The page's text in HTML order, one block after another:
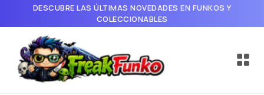
DESCUBRE LAS ÚLTIMAS NOVEDADES EN FUNKOS Y
COLECCIONABLES